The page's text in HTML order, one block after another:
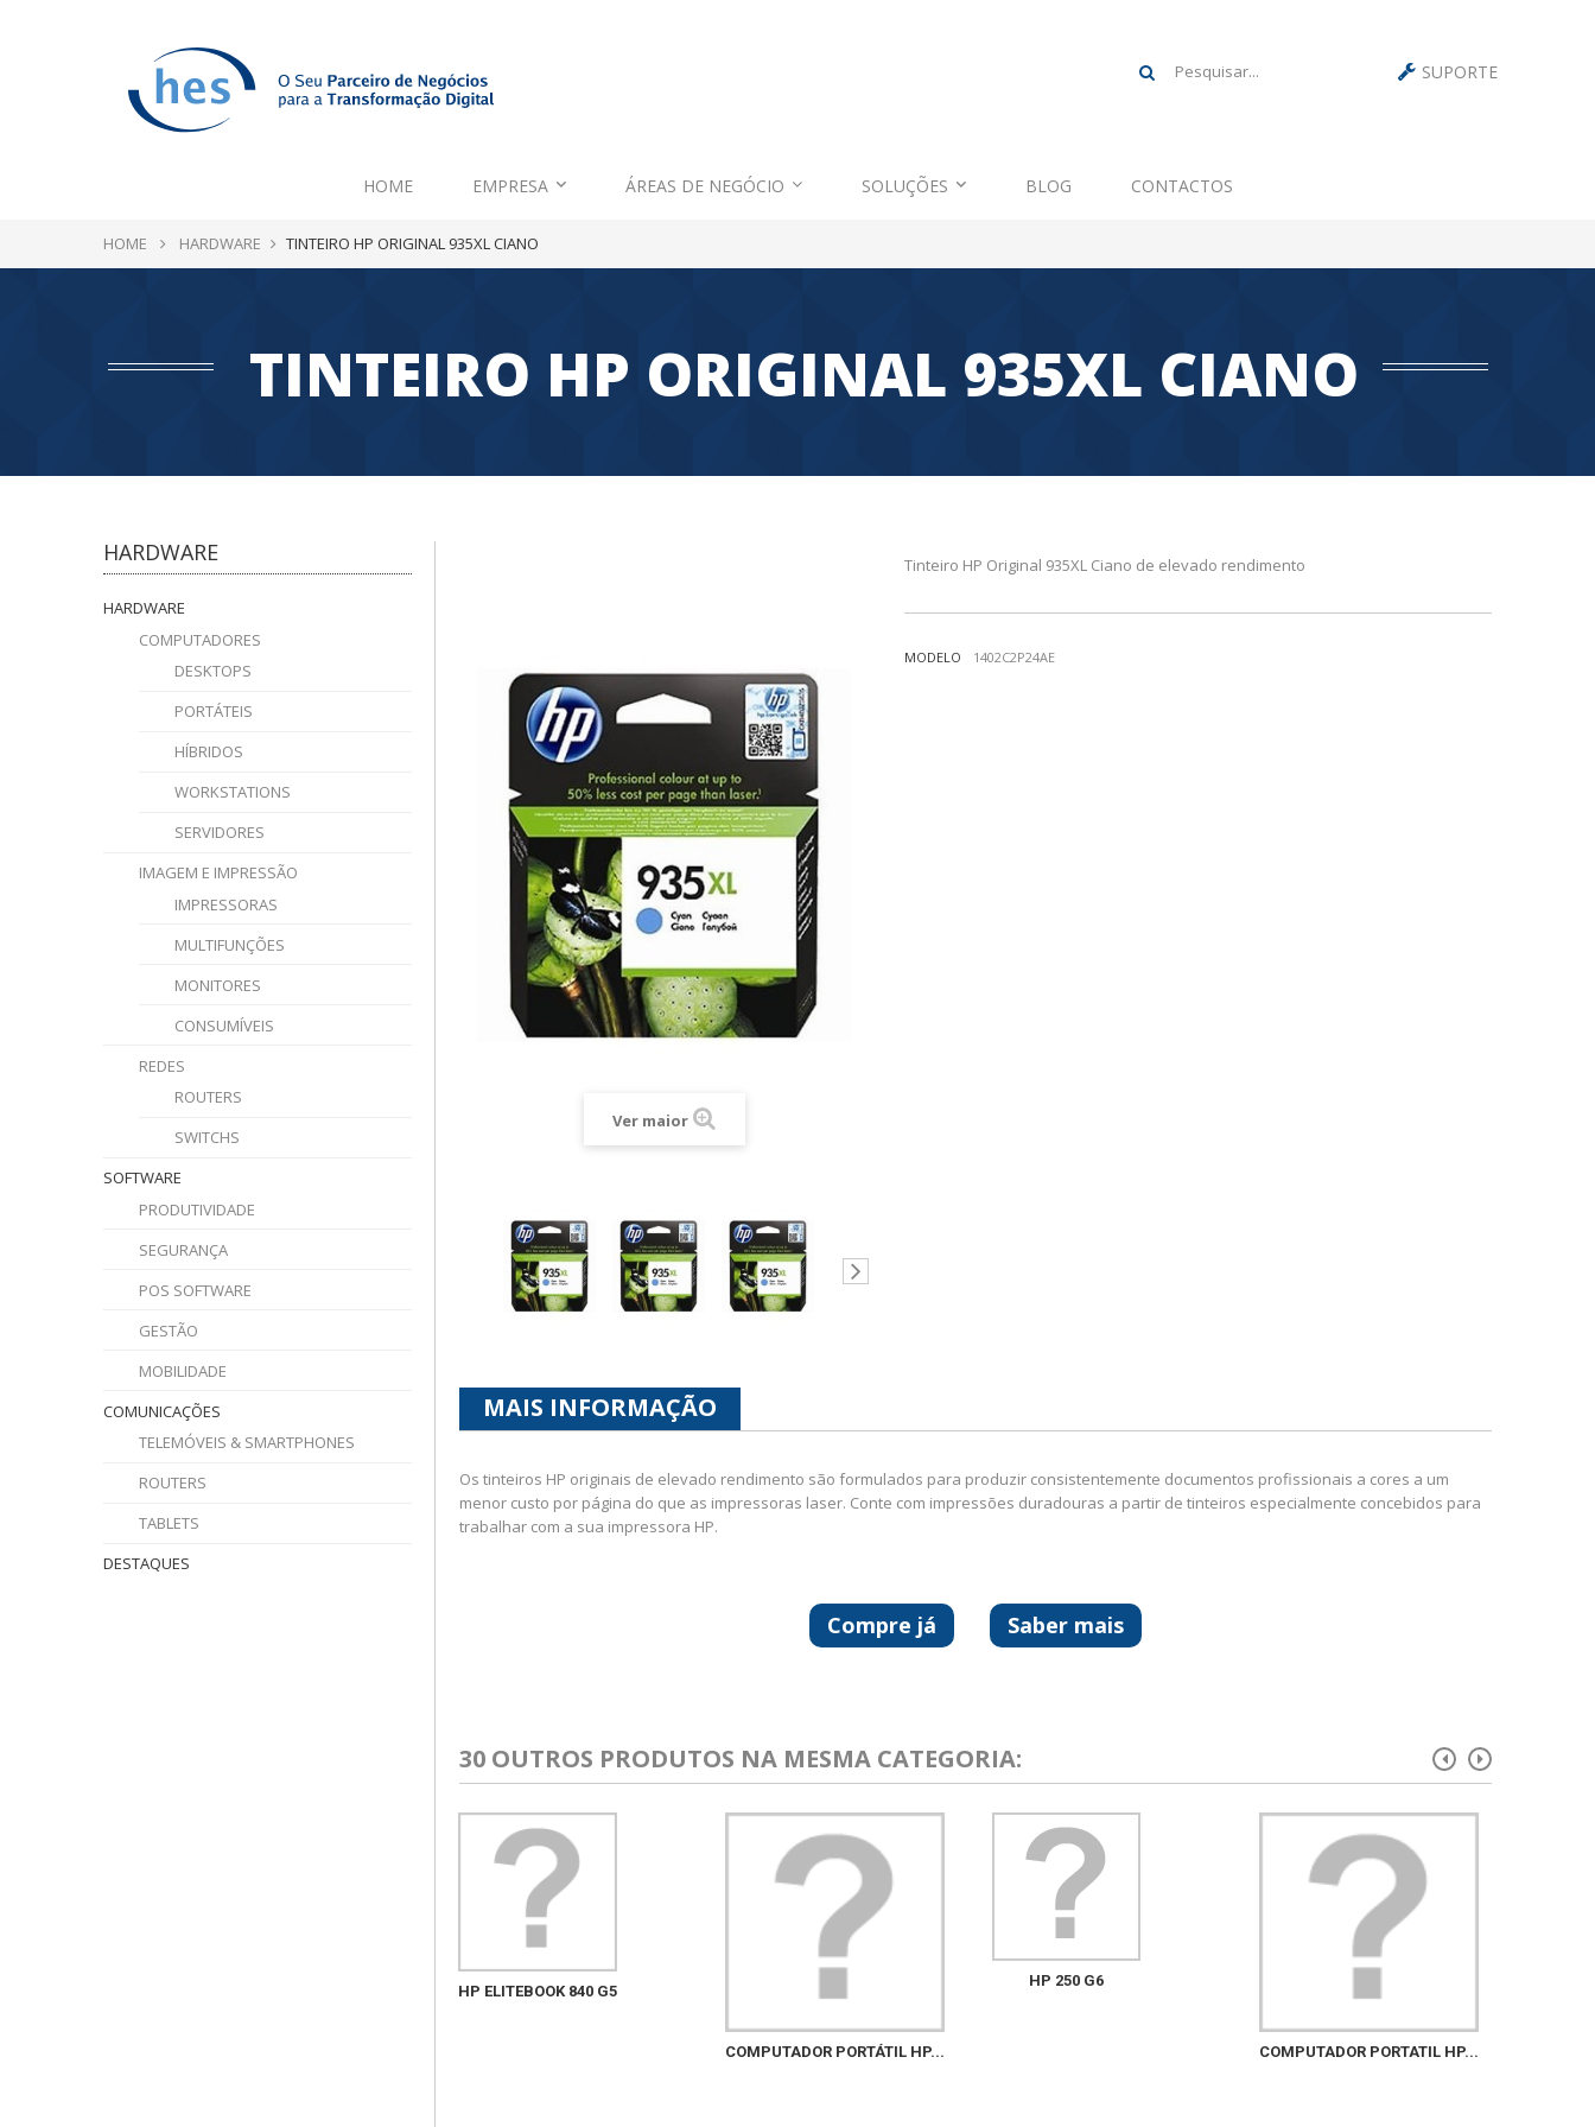
SUPORTE
HOME EMPRESA ÁREAS DE NEGÓCIO SOLUÇÕES BLOG CONTACTOS
HOME HARDWARE TINTEIRO HP ORIGINAL 935XL CIANO
TINTEIRO HP ORIGINAL 935XL CIANO
HARDWARE
HARDWARE
COMPUTADORES
DESKTOPS
PORTÁTEIS
HÍBRIDOS
WORKSTATIONS
SERVIDORES
IMAGEM E IMPRESSÃO
IMPRESSORAS
MULTIFUNÇÕES
MONITORES
CONSUMÍVEIS
REDES
ROUTERS
SWITCHS
SOFTWARE
PRODUTIVIDADE
SEGURANÇA
POS SOFTWARE
GESTÃO
MOBILIDADE
COMUNICAÇÕES
TELEMÓVEIS & SMARTPHONES
ROUTERS
TABLETS
DESTAQUES
Ver maior
Tinteiro HP Original 935XL Ciano de elevado rendimento
MODELO 1402C2P24AE
MAIS INFORMAÇÃO
Os tinteiros HP originais de elevado rendimento são formulados para produzir consistentemente documentos profissionais a cores a um
menor custo por página do que as impressoras laser. Conte com impressões duradouras a partir de tinteiros especialmente concebidos para
trabalhar com a sua impressora HP.
Saber mais
Compre já
30 OUTROS PRODUTOS NA MESMA CATEGORIA:
HP ELITEBOOK 840 G5
COMPUTADOR PORTÁTIL HP...
HP 250 G6
COMPUTADOR PORTATIL HP...